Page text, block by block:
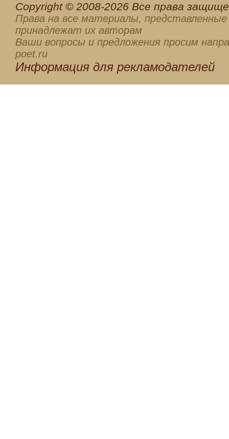
Сopyright © 2008-2026 Все права
Права на все материалы, представленные
принадлежат их авторам
Ваши вопросы и предложения просим
poet.ru
Информация для рекламодателей